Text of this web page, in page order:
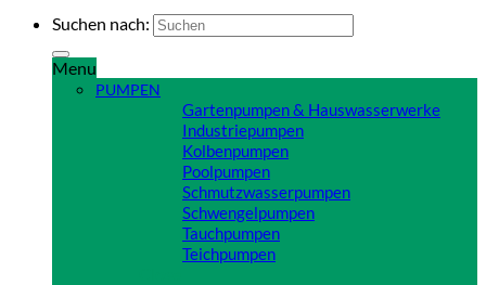
Suchen nach:
Menu
PUMPEN
Gartenpumpen & Hauswasserwerke
Industriepumpen
Kolbenpumpen
Poolpumpen
Schmutzwasserpumpen
Schwengelpumpen
Tauchpumpen
Teichpumpen